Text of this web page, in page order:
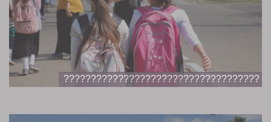
????????????????????????????????????